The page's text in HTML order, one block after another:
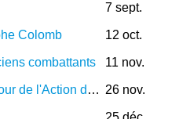
7 sept.
Colomb 12 oct.
combattants 11 nov.
Thanksgiving (Jour de l'Action de grâce) 26 nov.